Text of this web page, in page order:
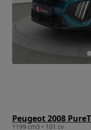
Peugeot 2008
1199 cm3 • 101 cv